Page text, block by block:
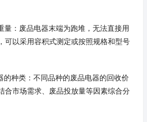
量：废品电器末端为跑堆，无法直接用
可以采用容积式测定或按照规格和型号
的种类：不同品种的废品电器的回收价
合市场需求、废品投放量等因素综合分